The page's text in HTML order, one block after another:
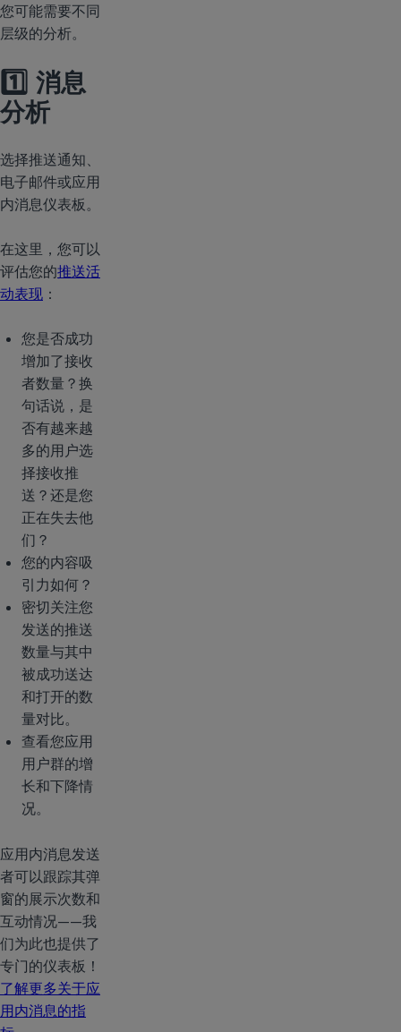
您可能需要不同
层级的分析。
1️⃣ 消息
分析
选择推送通知、
电子邮件或应用
内消息仪表板。
在这里，您可以
评估您的推送活
动表现 ：
您是否成功
增加了接收
者数量？换
句话说，是
否有越来越
多的用户选
择接收推
送？还是您
正在失去他
们？
您的内容吸
引力如何？
密切关注您
发送的推送
数量与其中
被成功送达
和打开的数
量对比。
查看您应用
用户群的增
长和下降情
况。
应用内消息发送
者可以跟踪其弹
窗的展示次数和
互动情况——我
们为此也提供了
专门的仪表板！
了解更多关于应
用内消息的指